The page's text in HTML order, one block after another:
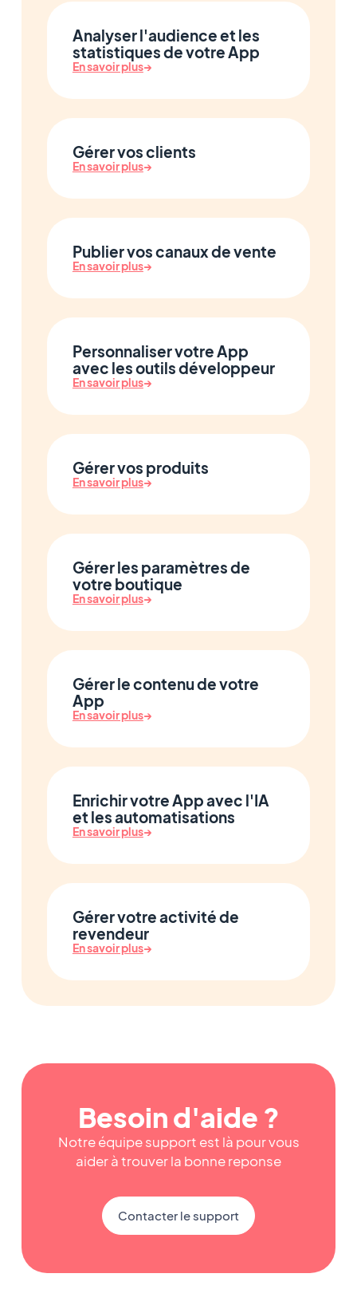
Analyser l'audience et les
statistiques de votre App
En savoir plus→
Gérer vos clients
En savoir plus→
Publier vos canaux de vente
En savoir plus→
Personnaliser votre App
avec les outils développeur
En savoir plus→
Gérer vos produits
En savoir plus→
Gérer les paramètres de
votre boutique
En savoir plus→
Gérer le contenu de votre
App
En savoir plus→
Enrichir votre App avec l'IA
et les automatisations
En savoir plus→
Gérer votre activité de
revendeur
En savoir plus→
Besoin d'aide ?
Notre équipe support est là pour vous
aider à trouver la bonne reponse
Contacter le support